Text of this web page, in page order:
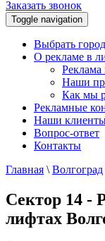
Заказать звонок
Toggle navigation
Выбрать город
О рекламе в
Наши
Как мы
Рекламные
Наши
Вопрос-ответ
Контакты
Главная \ Волгоград
Сектор 14 -
лифтах